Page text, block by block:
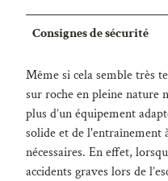
Consignes de sécurité
Même si cela semble très
sur roche en pleine nature
plus d’un équipement
solide et de l'entraînement
nécessaires. En effet,
accidents graves lors de